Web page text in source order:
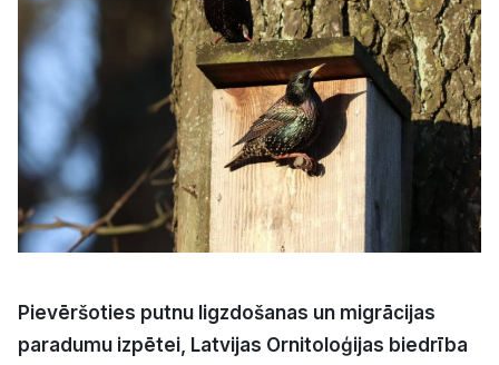
Bizness
Video
Vieta
Pasākumi
Pievēršoties putnu ligzdošanas un migrācijas
paradumu izpētei, Latvijas Ornitoloģijas biedrība